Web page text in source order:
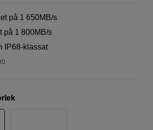
på 1 650MB/s
på 1 800MB/s
IP68-klassat